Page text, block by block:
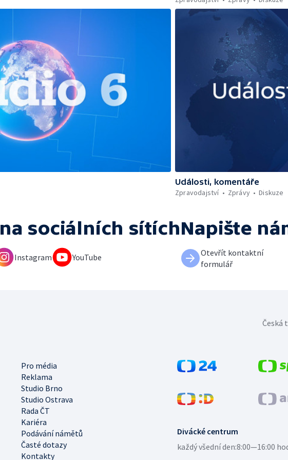
Události, komentáře
Zpravodajství
Zprávy Diskuze
na sociálních sítích
Instagram YouTube
Napište
Otevřít kontaktní
formulář
Divácké centrum
každý všední den:8:00—16:00
Pro média
Reklama
Studio Brno
Studio Ostrava
Rada ČT
Kariéra
Podávání námětů
Časté dotazy
Kontakty
Česká